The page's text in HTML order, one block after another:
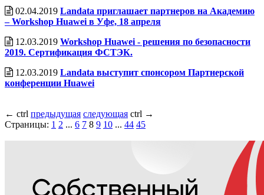
02.04.2019 Landata приглашает партнеров на Академию
– Workshop Huawei в Уфе, 18 апреля
12.03.2019 Workshop Huawei - решения по безопасности
2019. Сертификация ФСТЭК.
12.03.2019 Landata выступит спонсором Партнерской
конференции Huawei
← ctrl предыдущая следующая ctrl →
Страницы: 1 2 ... 6 7 8 9 10 ... 44 45